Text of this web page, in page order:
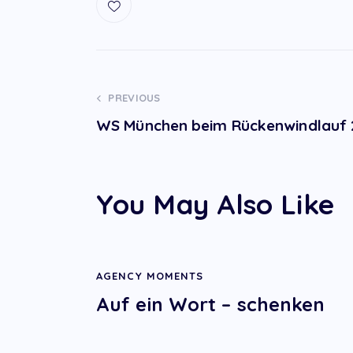
Post
navigation
PREVIOUS
WS München beim Rückenwindlauf
You May Also Like
AGENCY MOMENTS
Auf ein Wort – schenken